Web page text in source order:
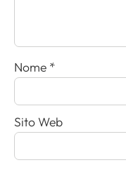
Nome *
Sito Web